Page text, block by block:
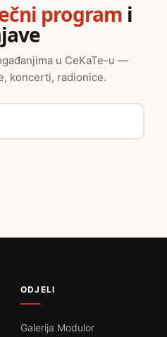
program i
u CeKaTe-u —
koncerti, radionice.
ODJELI
Galerija Modulor